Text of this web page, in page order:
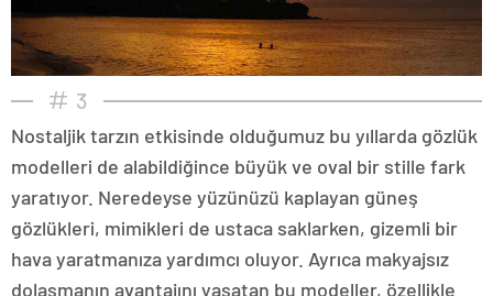
3
Nostaljik tarzın etkisinde olduğumuz bu yıllarda gözlük
modelleri de alabildiğince büyük ve oval bir stille fark
yaratıyor. Neredeyse yüzünüzü kaplayan güneş
gözlükleri, mimikleri de ustaca saklarken, gizemli bir
hava yaratmanıza yardımcı oluyor. Ayrıca makyajsız
dolaşmanın avantajını yaşatan bu modeller, özellikle